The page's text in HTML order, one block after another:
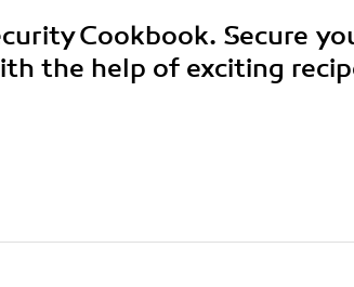
Cookbook. Secure
the help of exciting